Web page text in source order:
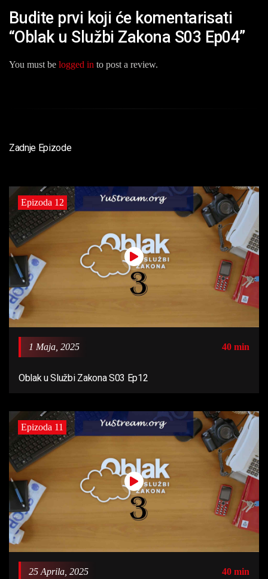
Budite prvi koji će komentarisati
“Oblak u Službi Zakona S03 Ep04”
You must be logged in to post a review.
Zadnje Epizode
Epizoda 12
1 Maja, 2025 40 min
Oblak u Službi Zakona S03 Ep12
Epizoda 11
25 Aprila, 2025 40 min